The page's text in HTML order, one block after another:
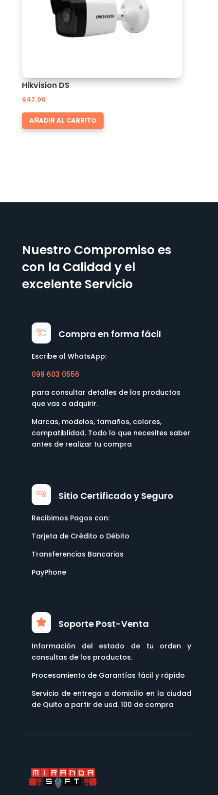
Hikvision DS
$47.00
AÑADIR AL CARRITO
Nuestro Compromiso es
con la Calidad y el
excelente Servicio
Compra en forma fácil
Escribe al WhatsApp:
099 603 0556
para consultar detalles de los productos
que vas a adquirir.
Marcas, modelos, tamaños, colores,
compatiblidad. Todo lo que necesites saber
antes de realizar tu compra
Sitio Certificado y Seguro
Recibimos Pagos con:
Tarjeta de Crédito o Débito
Transferencias Bancarias
PayPhone
Soporte Post-Venta
Información del estado de tu orden y
consultas de los productos.
Procesamiento de Garantías fácil y rápido
Servicio de entrega a domicilio en la ciudad
de Quito a partir de usd. 100 de compra